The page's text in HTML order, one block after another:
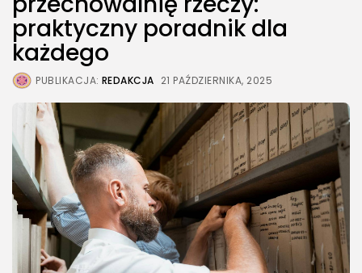
praktyczny poradnik dla
każdego
PUBLIKACJA: REDAKCJA 21 PAŹDZIERNIKA, 2025